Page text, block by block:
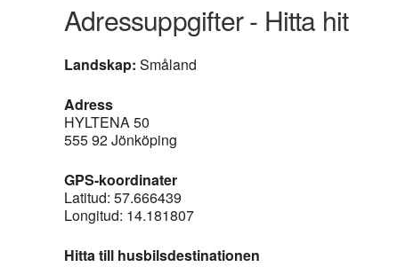
Adressuppgifter - Hitta hit
Landskap: Småland
Adress
HYLTENA 50
555 92 Jönköping
GPS-koordinater
Latitud: 57.666439
Longitud: 14.181807
Hitta till husbilsdestinationen